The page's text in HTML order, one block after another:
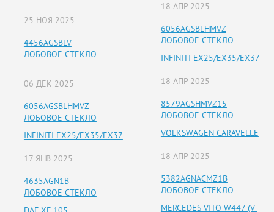
25 НОЯ 2025
4456AGSBLV
ЛОБОВОЕ СТЕКЛО
06 ДЕК 2025
6056AGSBLHMVZ
ЛОБОВОЕ СТЕКЛО
INFINITI EX25/EX35/EX37
17 ЯНВ 2025
4635AGN1B
ЛОБОВОЕ СТЕКЛО
18 АПР 2025
6056AGSBLHMVZ
ЛОБОВОЕ СТЕКЛО
INFINITI EX25/EX35/EX37
18 АПР 2025
8579AGSHMVZ15
ЛОБОВОЕ СТЕКЛО
VOLKSWAGEN CARAVELLE
18 АПР 2025
5382AGNACMZ1B
ЛОБОВОЕ СТЕКЛО
MERCEDES VITO W447 (V-